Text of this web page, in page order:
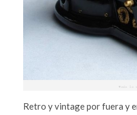
Retro y vintage por fuera y